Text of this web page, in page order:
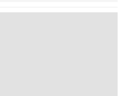
قلعه‌نویی مشخص شد